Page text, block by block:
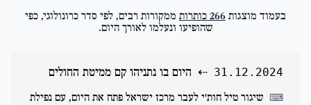
בעמוד מוצגות 266 כותרות ממקורות רבים, לפי סדר כרונולוגי, כפי
שהופיעו ונעלמו לאורך היום.
31.12.2024
⇠ היום בו נתניהו קם ממיטת החולים
⌨ שיגור טיל חות'י לעבר מרכז ישראל פתח את היום, עם נפילת